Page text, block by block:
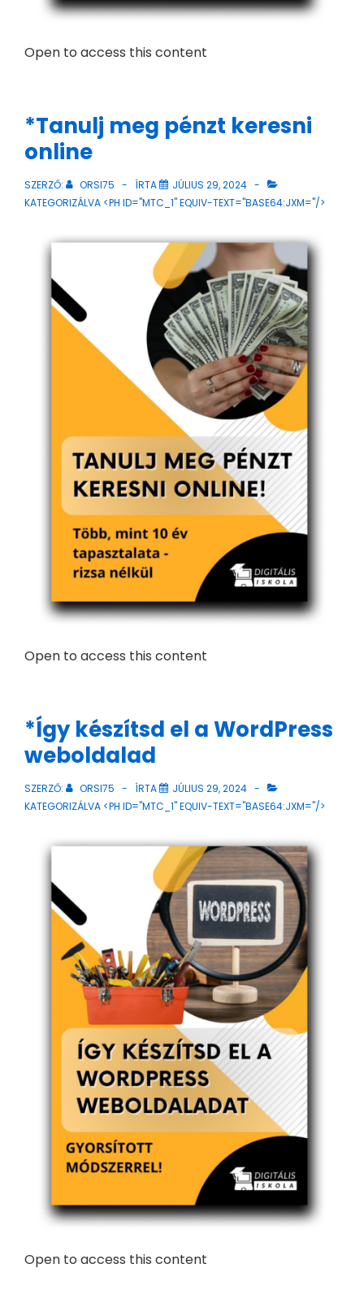
Open to access this content
*Tanulj meg pénzt keresni
online
SZERZŐ: ORSI75 ÍRTA
JÚLIUS 29, 2024
KATEGORIZÁLVA <PH ID="MTC_1" EQUIV-TEXT="BASE64:JXM="/>
Open to access this content
*Így készítsd el a WordPress
weboldalad
SZERZŐ: ORSI75 ÍRTA
JÚLIUS 29, 2024
KATEGORIZÁLVA <PH ID="MTC_1" EQUIV-TEXT="BASE64:JXM="/>
Open to access this content